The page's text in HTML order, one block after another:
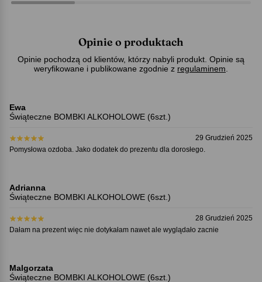
Opinie o produktach
Opinie pochodzą od klientów, którzy nabyli produkt. Opinie są
weryfikowane i publikowane zgodnie z regulaminem
Świąteczne BOMBKI ALKOHOLOWE (6szt.)
Ewa
29 Grudzień 2025
Pomysłowa ozdoba. Jako dodatek do prezentu dla dorosłego.
Świąteczne BOMBKI ALKOHOLOWE (6szt.)
Adrianna
28 Grudzień 2025
Dałam na prezent więc nie dotykałam nawet ale wyglądało zacnie
Świąteczne BOMBKI ALKOHOLOWE (6szt.)
Malgorzata